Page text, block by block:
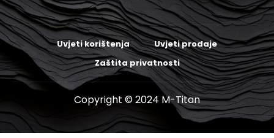
Uvjeti korištenja
Uvjeti prodaje
Zaštita privatnosti
Copyright © 2024 M-Titan